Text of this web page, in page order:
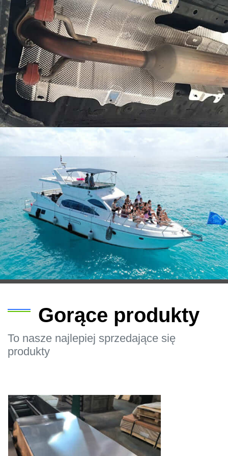
Aluminium klasy morskiej odnosi się do aluminium,
które może wytrzymać długotrwałą korozję w wodzie
morskiej, a kute stopy aluminium klasy morskiej na
ogół zawierają aluminium-magnez (Al-Mg) stopy
aluminium-magnez-krzem (Al-Mg-Si) stopy.
Gorące produkty
To nasze najlepiej sprzedające się
produkty